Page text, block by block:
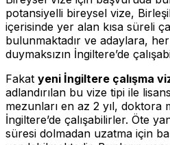
potansiyelli bireysel vize,
içerisinde yer alan kısa süreli
bulunmaktadır ve adaylara,
duymaksızın İngiltere’de
Fakat yeni İngiltere çalışma
adlandırılan bu vize tipi ile
mezunları en az 2 yıl, doktora
İngiltere’de çalışabilirler. Öte
süresi dolmadan uzatma için